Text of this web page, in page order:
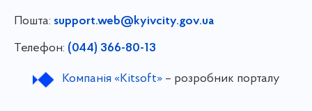
Пошта: support.web@kyivcity.gov.ua
Телефон: (044) 366-80-13
Компанія «Kitsoft»– розробник порталу